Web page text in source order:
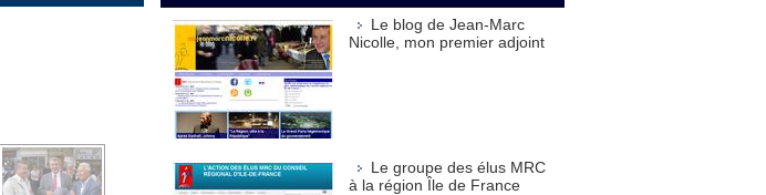
Le blog de Jean-Marc
Nicolle, mon premier adjoint
Le groupe des élus MRC
à la région Île de France